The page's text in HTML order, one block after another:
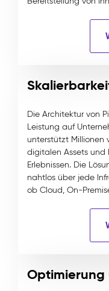
Die Architektur von
Leistung auf
unterstützt Millionen
digitalen Assets
Erlebnissen. Die
nahtlos über jede
ob Cloud, On-
Optimierung